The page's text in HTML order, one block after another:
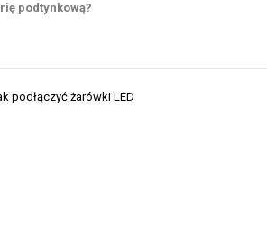
podtynkową?
podłączyć żarówki LED